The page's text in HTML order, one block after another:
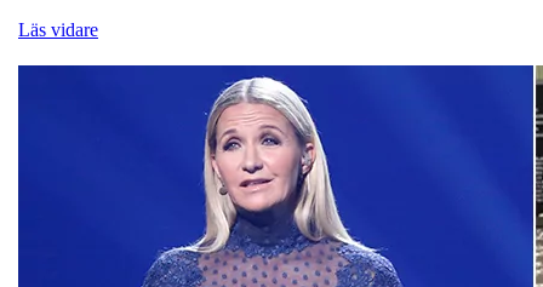
Läs vidare